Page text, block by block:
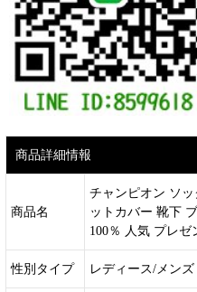
商品詳細情報
商品名
チャンピオン ソ
ットカバー 靴下
100％ 人気 プレゼ
性別タイプ レディース/メンズ